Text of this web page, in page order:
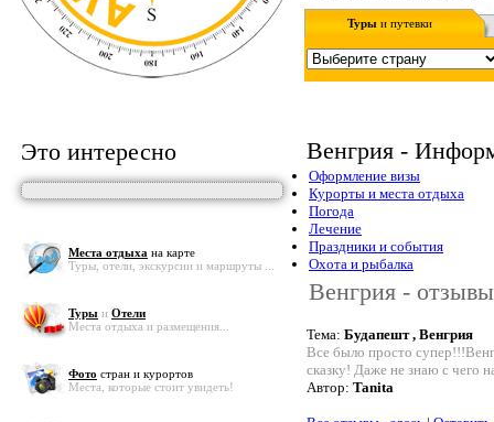
Туры и путевки
Это интересно
Места отдыха на карте
Туры, отели, экскурсии и маршруты ...
Туры и Отели
Места отдыха и размещения...
Фото стран и курортов
Места, которые стоит увидеть!
Венгрия -
Оформление визы
Курорты и места отдыха
Погода
Лечение
Праздники и события
Охота и рыбалка
Венгрия -
Тема: Будапешт , Венгрия
Все было просто
сказку! Даже не знаю с чего
Автор: Tanita